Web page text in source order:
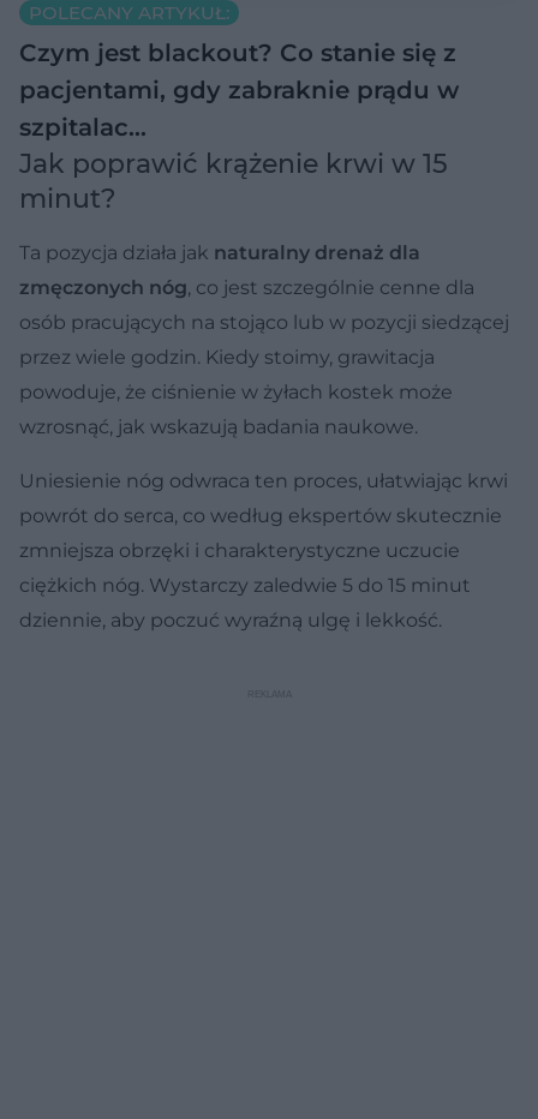
POLECANY ARTYKUŁ:
Czym jest blackout? Co stanie się z
pacjentami, gdy zabraknie prądu w
szpitalac…
Jak poprawić krążenie krwi w 15
minut?
Ta pozycja działa jak naturalny drenaż dla
zmęczonych nóg, co jest szczególnie cenne dla
osób pracujących na stojąco lub w pozycji siedzącej
przez wiele godzin. Kiedy stoimy, grawitacja
powoduje, że ciśnienie w żyłach kostek może
wzrosnąć, jak wskazują badania naukowe.
Uniesienie nóg odwraca ten proces, ułatwiając krwi
powrót do serca, co według ekspertów skutecznie
zmniejsza obrzęki i charakterystyczne uczucie
ciężkich nóg. Wystarczy zaledwie 5 do 15 minut
dziennie, aby poczuć wyraźną ulgę i lekkość.